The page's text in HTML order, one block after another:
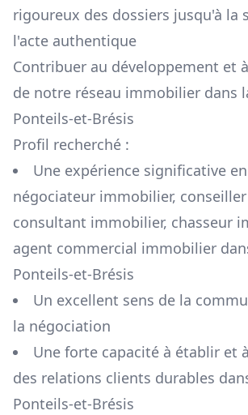
rigoureux des dossiers jusqu'à la
l'acte authentique
Contribuer au développement et
de notre réseau immobilier dans
Ponteils-et-Brésis
Profil recherché :
Une expérience significative
négociateur immobilier,
consultant immobilier, chasseur
agent commercial immobilier
Ponteils-et-Brésis
Un excellent sens de la
la négociation
Une forte capacité à établir et
des relations clients durables
Ponteils-et-Brésis